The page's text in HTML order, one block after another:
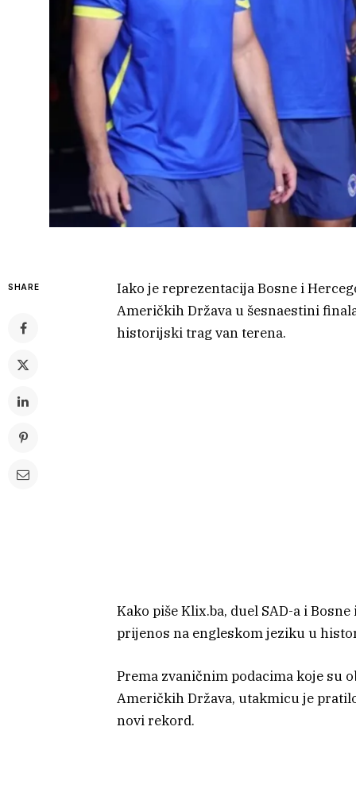
SHARE
Iako je reprezentacija Bosne i
Američkih Država u šesnaestini
historijski trag van terena.
Kako piše Klix.ba, duel SAD-a i
prijenos na engleskom jeziku u
Prema zvaničnim podacima koje su
Američkih Država, utakmicu je
novi rekord.